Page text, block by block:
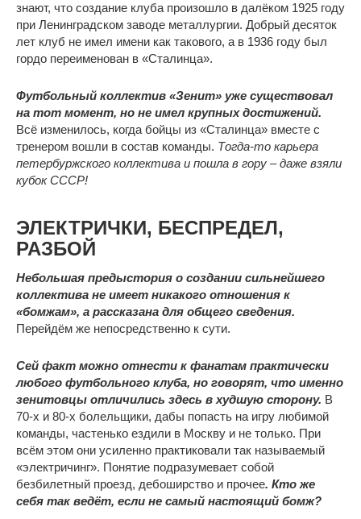
знают, что создание клуба произошло в далёком 1925 году
при Ленинградском заводе металлургии. Добрый десяток
лет клуб не имел имени как такового, а в 1936 году был
гордо переименован в «Сталинца».
Футбольный коллектив «Зенит» уже существовал
на тот момент, но не имел крупных достижений.
Всё изменилось, когда бойцы из «Сталинца» вместе с
тренером вошли в состав команды. Тогда-то карьера
петербуржского коллектива и пошла в гору – даже взяли
кубок СССР!
ЭЛЕКТРИЧКИ, БЕСПРЕДЕЛ,
РАЗБОЙ
Небольшая предыстория о создании сильнейшего
коллектива не имеет никакого отношения к
«бомжам», а рассказана для общего сведения.
Перейдём же непосредственно к сути.
Сей факт можно отнести к фанатам практически
любого футбольного клуба, но говорят, что именно
зенитовцы отличились здесь в худшую сторону. В
70-х и 80-х болельщики, дабы попасть на игру любимой
команды, частенько ездили в Москву и не только. При
всём этом они усиленно практиковали так называемый
«электричинг». Понятие подразумевает собой
безбилетный проезд, дебоширство и прочее. Кто же
себя так ведёт, если не самый настоящий бомж?